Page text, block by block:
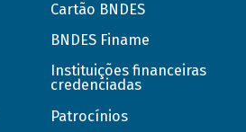
Cartão BNDES
BNDES Finame
Instituições financeiras
credenciadas
Patrocínios